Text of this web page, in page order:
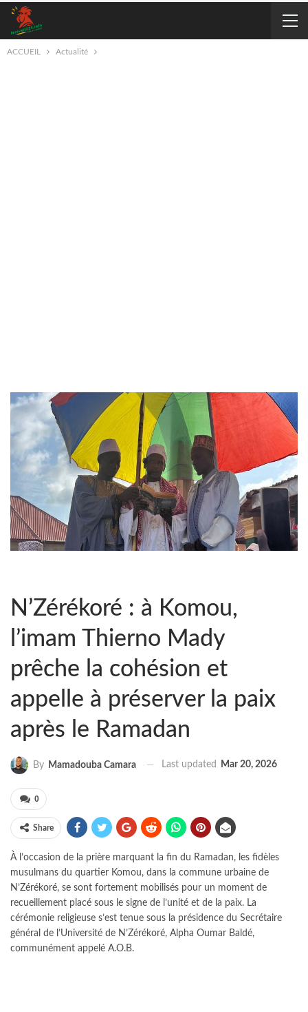
ACCUEIL Actualité
N’Zérékoré : à Komou,
l’imam Thierno Mady
prêche la cohésion et
appelle à préserver la paix
après le Ramadan
By Mamadouba Camara Last updated Mar 20, 2026
0
Share
À l’occasion de la prière marquant la fin du Ramadan, les fidèles
musulmans du quartier Komou, dans la commune urbaine de
N’Zérékoré, se sont fortement mobilisés pour un moment de
recueillement placé sous le signe de l’unité et de la paix. La
cérémonie religieuse s’est tenue sous la présidence du Secrétaire
général de l’Université de N’Zérékoré, Alpha Oumar Baldé,
communément appelé A.O.B.